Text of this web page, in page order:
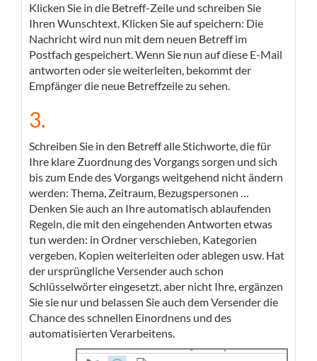
Klicken Sie in die Betreff-Zeile und schreiben Sie
Ihren Wunschtext. Klicken Sie auf speichern: Die
Nachricht wird nun mit dem neuen Betreff im
Postfach gespeichert. Wenn Sie nun auf diese E-Mail
antworten oder sie weiterleiten, bekommt der
Empfänger die neue Betreffzeile zu sehen.
3.
Schreiben Sie in den Betreff alle Stichworte, die für
Ihre klare Zuordnung des Vorgangs sorgen und sich
bis zum Ende des Vorgangs weitgehend nicht ändern
werden: Thema, Zeitraum, Bezugspersonen …
Denken Sie auch an Ihre automatisch ablaufenden
Regeln, die mit den eingehenden Antworten etwas
tun werden: in Ordner verschieben, Kategorien
vergeben, Kopien weiterleiten oder ablegen usw. Hat
der ursprüngliche Versender auch schon
Schlüsselwörter eingesetzt, aber nicht Ihre, ergänzen
Sie sie nur und belassen Sie auch dem Versender die
Chance des schnellen Einordnens und des
automatisierten Verarbeitens.